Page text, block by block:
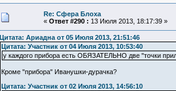
Re: Сфера Блоха
« Ответ #290 : 13 Июля 2013, 18:17:39 »
Цитата: Ариадна от 05 Июля 2013, 21:51:46
Цитата: Участник от 04 Июля 2013, 10:53:40
у каждого прибора есть ОБЯЗАТЕЛЬНО две "точки
Кроме "прибора" Иванушки-дурачка?
Цитата: Участник от 02 Июля 2013, 14:56:10